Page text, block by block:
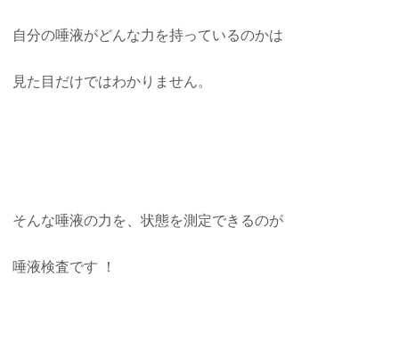
自分の唾液がどんな力を持っているのかは
見た目だけではわかりません。
そんな唾液の力を、状態を測定できるのが
唾液検査です ！